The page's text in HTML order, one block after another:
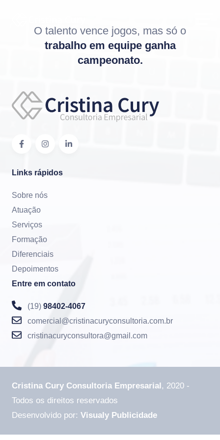
O talento vence jogos, mas só o
trabalho em equipe ganha
campeonato.
Links rápidos
Sobre nós
Atuação
Serviços
Formação
Diferenciais
Depoimentos
Entre em contato
(19) 98402-4067
comercial@cristinacuryconsultoria.com.br
cristinacuryconsultora@gmail.com
Cristina Cury Consultoria Empresarial, 2020 -
Todos os direitos reservados
Desenvolvido por: Visualy Publicidade